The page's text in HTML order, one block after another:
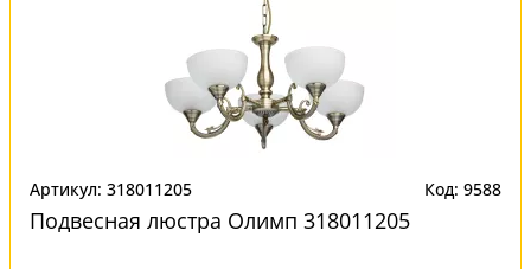
Артикул: 318011205 Код: 9588
Подвесная люстра Олимп 318011205